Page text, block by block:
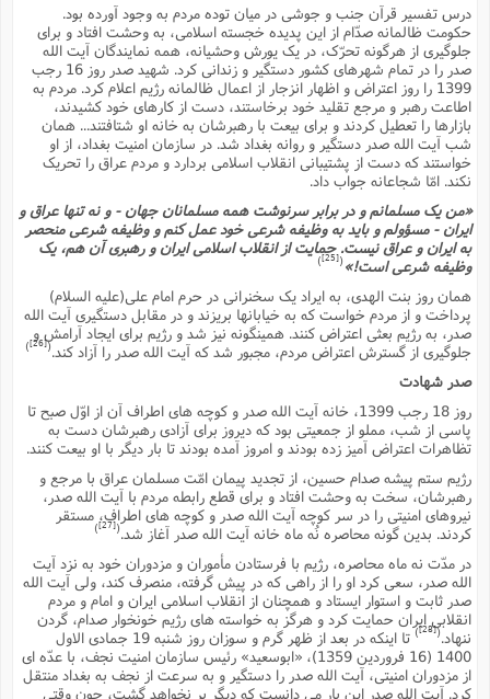
درس تفسیر قرآن جنب و جوشى در میان توده مردم به وجود آورده بود.
حکومت ظالمانه صدّام از این پدیده خجسته اسلامى، به وحشت افتاد و براى
جلوگیرى از هرگونه تحرّک، در یک یورش وحشیانه، همه نمایندگان آیت الله
صدر را در تمام شهرهاى کشور دستگیر و زندانى کرد. شهید صدر روز 16 رجب
1399 را روز اعتراض و اظهار انزجار از اعمال ظالمانه رژیم اعلام کرد. مردم به
اطاعت رهبر و مرجع تقلید خود برخاستند، دست از کارهاى خود کشیدند،
بازارها را تعطیل کردند و براى بیعت با رهبرشان به خانه او شتافتند... همان
شب آیت الله صدر دستگیر و روانه بغداد شد. در سازمان امنیت بغداد، از او
خواستند که دست از پشتیبانى انقلاب اسلامى بردارد و مردم عراق را تحریک
نکند. امّا شجاعانه جواب داد.
«من یک مسلمانم و در برابر سرنوشت همه مسلمانان جهان - و نه تنها عراق و
ایران - مسؤولم و باید به وظیفه شرعى خود عمل کنم و وظیفه شرعى منحصر
به ایران و عراق نیست. حمایت از انقلاب اسلامى ایران و رهبرى آن هم، یک
وظیفه شرعى است!»(
[25]
)
همان روز بنت الهدى، به ایراد یک سخنرانى در حرم امام على(علیه السلام)
پرداخت و از مردم خواست که به خیابانها بریزند و در مقابل دستگیرى آیت الله
صدر، به رژیم بعثى اعتراض کنند. همینگونه نیز شد و رژیم براى ایجاد آرامش و
جلوگیرى از گسترش اعتراض مردم، مجبور شد که آیت الله صدر را آزاد کند. [26]
)
صدر شهادت
روز 18 رجب 1399، خانه آیت الله صدر و کوچه هاى اطراف آن از اوّل صبح تا
پاسى از شب، مملو از جمعیتى بود که دیروز براى آزادى رهبرشان دست به
تظاهرات اعتراض آمیز زده بودند و امروز آمده بودند تا بار دیگر با او بیعت کنند.
رژیم ستم پیشه صدام حسین، از تجدید پیمان امّت مسلمان عراق با مرجع و
رهبرشان، سخت به وحشت افتاد و براى قطع رابطه مردم با آیت الله صدر،
نیروهاى امنیتى را در سر کوچه آیت الله صدر و کوچه هاى اطراف، مستقر
کردند. بدین گونه محاصره نُه ماه خانه آیت الله صدر آغاز شد.(
[27]
)
در مدّت نه ماه محاصره، رژیم با فرستادن مأموران و مزدوران خود به نزد آیت
الله صدر، سعى کرد او را از راهى که در پیش گرفته، منصرف کند، ولى آیت الله
صدر ثابت و استوار ایستاد و همچنان از انقلاب اسلامى ایران و امام و مردم
انقلابى ایران حمایت کرد و هرگز به خواسته هاى رژیم خونخوار صدام، گردن
ننهاد.(
[28]
)
تا اینکه در بعد از ظهر گرم و سوزان روز شنبه 19 جمادى الاول
1400 (16 فروردین 1359)، «ابوسعید» رئیس سازمان امنیت نجف، با عدّه اى
از مزدوران امنیتى، آیت الله صدر را دستگیر و به سرعت از نجف به بغداد منتقل
کرد. آیت الله صدر این بار مى دانست که دیگر بر نخواهد گشت، چون وقتى